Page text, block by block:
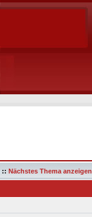
:: Nächstes Thema anzeigen